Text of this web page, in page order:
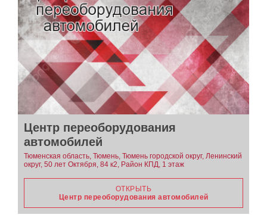
Центр переоборудования
автомобилей
Тюменская область, Тюмень, Тюмень городской округ, Ленинский
округ, 50 лет Октября, 84 к2, Район КПД, 1 этаж
ОТКРЫТЬ
Центр переоборудования автомобилей